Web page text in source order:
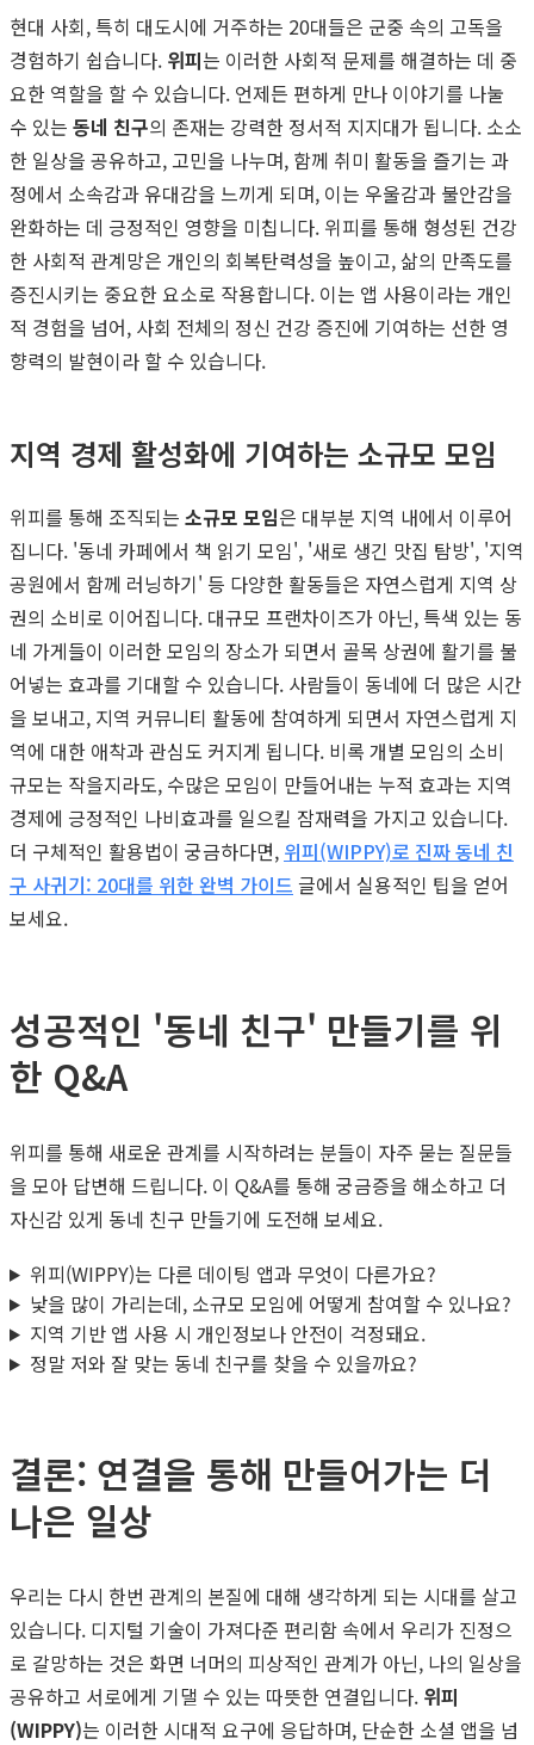
현대 사회, 특히 대도시에 거주하는 20대들은 군중 속의 고독을
경험하기 쉽습니다. 위피는 이러한 사회적 문제를 해결하는 데 중
요한 역할을 할 수 있습니다. 언제든 편하게 만나 이야기를 나눌
수 있는 동네 친구의 존재는 강력한 정서적 지지대가 됩니다. 소소
한 일상을 공유하고, 고민을 나누며, 함께 취미 활동을 즐기는 과
정에서 소속감과 유대감을 느끼게 되며, 이는 우울감과 불안감을
완화하는 데 긍정적인 영향을 미칩니다. 위피를 통해 형성된 건강
한 사회적 관계망은 개인의 회복탄력성을 높이고, 삶의 만족도를
증진시키는 중요한 요소로 작용합니다. 이는 앱 사용이라는 개인
적 경험을 넘어, 사회 전체의 정신 건강 증진에 기여하는 선한 영
향력의 발현이라 할 수 있습니다.
지역 경제 활성화에 기여하는 소규모 모임
위피를 통해 조직되는 소규모 모임은 대부분 지역 내에서 이루어
집니다. '동네 카페에서 책 읽기 모임', '새로 생긴 맛집 탐방', '지역
공원에서 함께 러닝하기' 등 다양한 활동들은 자연스럽게 지역 상
권의 소비로 이어집니다. 대규모 프랜차이즈가 아닌, 특색 있는 동
네 가게들이 이러한 모임의 장소가 되면서 골목 상권에 활기를 불
어넣는 효과를 기대할 수 있습니다. 사람들이 동네에 더 많은 시간
을 보내고, 지역 커뮤니티 활동에 참여하게 되면서 자연스럽게 지
역에 대한 애착과 관심도 커지게 됩니다. 비록 개별 모임의 소비
규모는 작을지라도, 수많은 모임이 만들어내는 누적 효과는 지역
경제에 긍정적인 나비효과를 일으킬 잠재력을 가지고 있습니다.
더 구체적인 활용법이 궁금하다면, 위피(WIPPY)로 진짜 동네 친
구 사귀기: 20대를 위한 완벽 가이드 글에서 실용적인 팁을 얻어
보세요.
성공적인 '동네 친구' 만들기를 위
한 Q&A
위피를 통해 새로운 관계를 시작하려는 분들이 자주 묻는 질문들
을 모아 답변해 드립니다. 이 Q&A를 통해 궁금증을 해소하고 더
자신감 있게 동네 친구 만들기에 도전해 보세요.
위피(WIPPY)는 다른 데이팅 앱과 무엇이 다른가요?
낯을 많이 가리는데, 소규모 모임에 어떻게 참여할 수 있나요?
지역 기반 앱 사용 시 개인정보나 안전이 걱정돼요.
정말 저와 잘 맞는 동네 친구를 찾을 수 있을까요?
결론: 연결을 통해 만들어가는 더
나은 일상
우리는 다시 한번 관계의 본질에 대해 생각하게 되는 시대를 살고
있습니다. 디지털 기술이 가져다준 편리함 속에서 우리가 진정으
로 갈망하는 것은 화면 너머의 피상적인 관계가 아닌, 나의 일상을
공유하고 서로에게 기댈 수 있는 따뜻한 연결입니다. 위피
(WIPPY)는 이러한 시대적 요구에 응답하며, 단순한 소셜 앱을 넘